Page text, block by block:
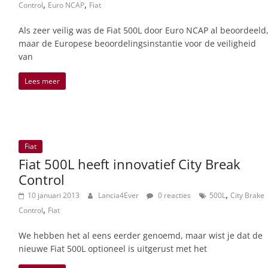
Control, Euro NCAP, Fiat
Als zeer veilig was de Fiat 500L door Euro NCAP al beoordeeld,
maar de Europese beoordelingsinstantie voor de veiligheid
van
Lees meer
Fiat
Fiat 500L heeft innovatief City Break
Control
10 januari 2013 Lancia4Ever 0 reacties 500L, City Brake
Control, Fiat
We hebben het al eens eerder genoemd, maar wist je dat de
nieuwe Fiat 500L optioneel is uitgerust met het